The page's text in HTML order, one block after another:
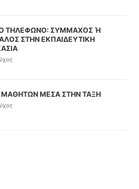
ΤΗΛΕΦΩΝΟ: ΣΥΜΜΑΧΟΣ Ή
ΣΤΗΝ ΕΚΠΑΙΔΕΥΤΙΚΗ
ΜΑΘΗΤΩΝ ΜΕΣΑ ΣΤΗΝ ΤΑΞΗ